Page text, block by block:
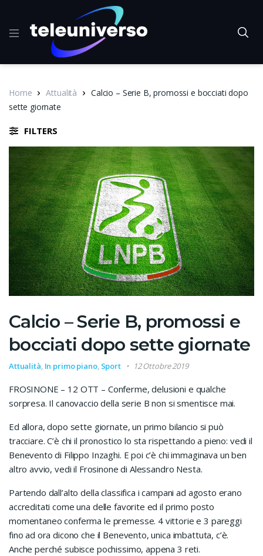
Home Attualità
Calcio – Serie B, promossi e bocciati dopo
sette giornate
FILTERS
Calcio – Serie B, promossi e
bocciati dopo sette giornate
Attualità, In primo piano, Sport 12 Ottobre 2019
FROSINONE – 12 OTT – Conferme, delusioni e qualche
sorpresa. Il canovaccio della serie B non si smentisce mai.
Ed allora, dopo sette giornate, un primo bilancio si può
tracciare. C’è chi il pronostico lo sta rispettando a pieno: vedi il
Benevento di Filippo Inzaghi. E poi c’è chi immaginava un ben
altro avvio, vedi il Frosinone di Alessandro Nesta.
Partendo dall’alto della classifica i campani ad agosto erano
accreditati come una delle favorite ed il primo posto
momentaneo conferma le premesse. 4 vittorie e 3 pareggi
fino ad ora dicono che il Benevento, unica imbattuta, c’è.
Anche perché subisce pochissimo, appena 3 reti.